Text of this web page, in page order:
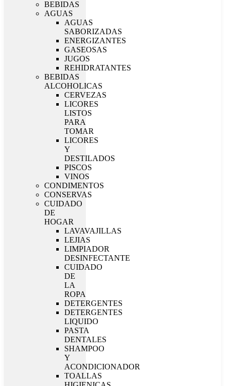
BEBIDAS
AGUAS
AGUAS
SABORIZADAS
ENERGIZANTES
GASEOSAS
JUGOS
REHIDRATANTES
BEBIDAS
ALCOHOLICAS
CERVEZAS
LICORES
LISTOS
PARA
TOMAR
LICORES
Y
DESTILADOS
PISCOS
VINOS
CONDIMENTOS
CONSERVAS
CUIDADO
DE
HOGAR
LAVAVAJILLAS
LEJIAS
LIMPIADOR
DESINFECTANTE
CUIDADO
DE
LA
ROPA
DETERGENTES
DETERGENTES
LIQUIDO
PASTA
DENTALES
SHAMPOO
Y
ACONDICIONADOR
TOALLAS